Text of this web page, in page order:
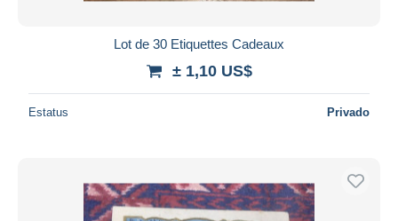
Lot de 30 Etiquettes Cadeaux
± 1,10 US$
Estatus Privado